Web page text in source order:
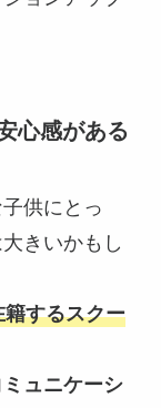
心感がある
供にとっ
きいかもし
するスクー
ュニケーシ